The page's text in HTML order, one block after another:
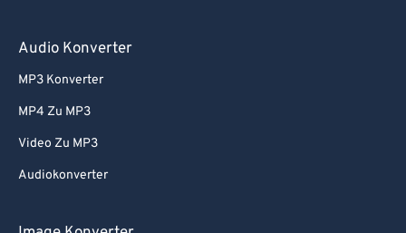
Audio Konverter
MP3 Konverter
MP4 Zu MP3
Video Zu MP3
Audiokonverter